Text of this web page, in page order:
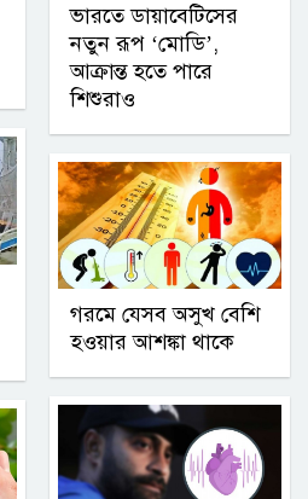
ভারতে ডায়াবেটিসের
নতুন রূপ ‘মোডি’,
আক্রান্ত হতে পারে
শিশুরাও
গরমে যেসব অসুখ বেশি
হওয়ার আশঙ্কা থাকে